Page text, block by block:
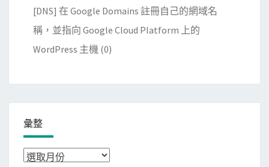
[DNS] 在 Google Domains 註冊自己的網域名
稱，並指向 Google Cloud Platform 上的
WordPress 主機 (0)
彙整
彙